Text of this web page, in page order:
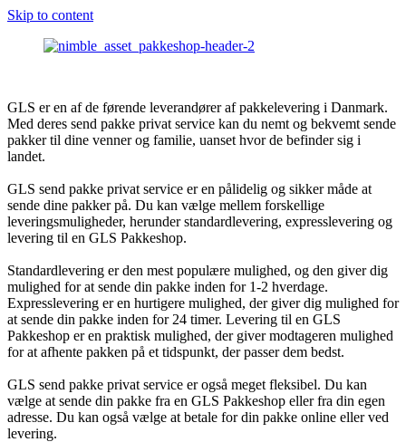
Skip to content
GLS er en af de førende leverandører af pakkelevering i Danmark.
Med deres send pakke privat service kan du nemt og bekvemt sende
pakker til dine venner og familie, uanset hvor de befinder sig i
landet.
GLS send pakke privat service er en pålidelig og sikker måde at
sende dine pakker på. Du kan vælge mellem forskellige
leveringsmuligheder, herunder standardlevering, expresslevering og
levering til en GLS Pakkeshop.
Standardlevering er den mest populære mulighed, og den giver dig
mulighed for at sende din pakke inden for 1-2 hverdage.
Expresslevering er en hurtigere mulighed, der giver dig mulighed for
at sende din pakke inden for 24 timer. Levering til en GLS
Pakkeshop er en praktisk mulighed, der giver modtageren mulighed
for at afhente pakken på et tidspunkt, der passer dem bedst.
GLS send pakke privat service er også meget fleksibel. Du kan
vælge at sende din pakke fra en GLS Pakkeshop eller fra din egen
adresse. Du kan også vælge at betale for din pakke online eller ved
levering.